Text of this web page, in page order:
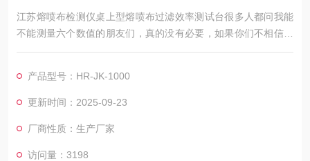
江苏熔喷布检测仪桌上型熔喷布过滤效率测试台很多人都问我能
不能测量六个数值的朋友们，真的没有必要，如果你们不相信可
以用普通卫生纸测量一下10微米的数值也会是100%。
产品型号：HR-JK-1000
更新时间：2025-09-23
厂商性质：生产厂家
访问量：3198